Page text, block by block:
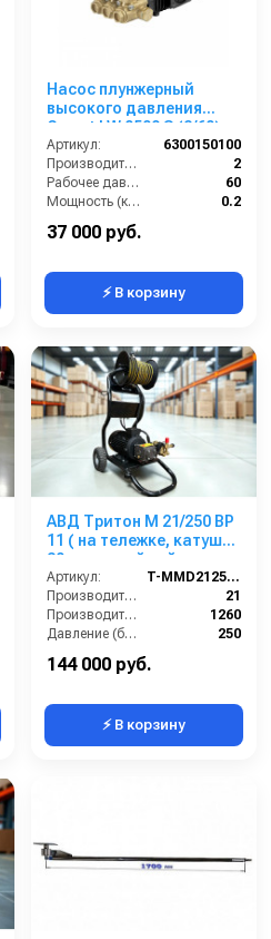
Насос плунжерный
высокого давления
Comet LW 0509 S (2/60);
1450 об/мин. вал ø 24 мм
Артикул:
6300150100
Производительность (л/мин):
2
Рабочее давление (бар):
60
Мощность (кВт):
0.2
Обороты двигателя (об/мин):
37 000 руб.
⚡ В корзину
АВД Тритон М 21/250 ВР
11 ( на тележке, катушка
30 м, аварийный клапан,
манометр, фильтр)
Артикул:
T-MMD21250R
Производительность (л/мин):
21
Производительность (л/ч):
1260
Давление (бар):
250
144 000 руб.
⚡ В корзину